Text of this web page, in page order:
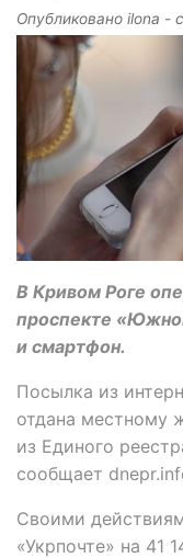
Опубликовано ilona -
В Кривом Роге
проспекте
и смартфон.
Посылка из
отдана местному
из Единого
сообщает
Своими
«Укрпочте» на 41